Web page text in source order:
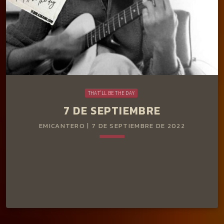
Hacía caricaturas de sus […]
THAT'LL BE THE DAY
7 DE SEPTIEMBRE
EMICANTERO | 7 DE SEPTIEMBRE DE 2022